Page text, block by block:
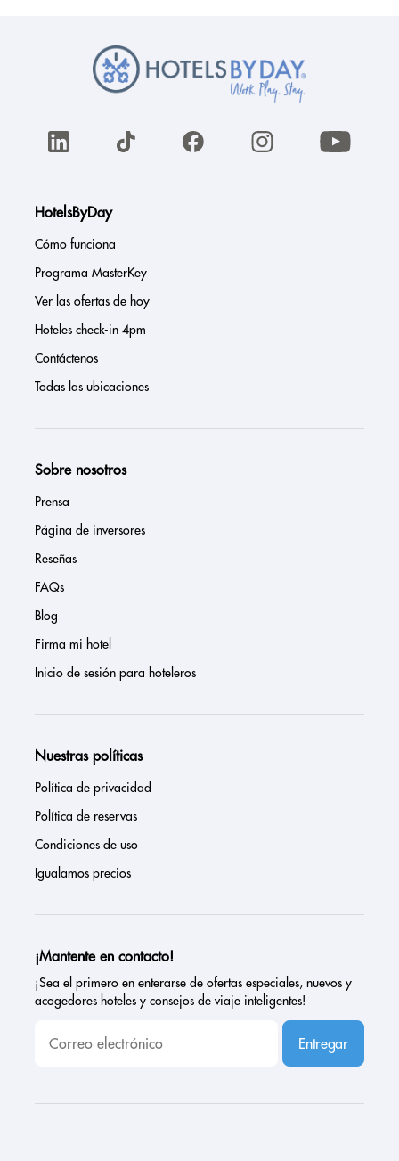
HotelsByDay
Cómo funciona
Programa MasterKey
Ver las ofertas de hoy
Hoteles check-in 4pm
Contáctenos
Todas las ubicaciones
Sobre nosotros
Prensa
Página de inversores
Reseñas
FAQs
Blog
Firma mi hotel
Inicio de sesión para hoteleros
Nuestras políticas
Política de privacidad
Política de reservas
Condiciones de uso
Igualamos precios
¡Mantente en contacto!
¡Sea el primero en enterarse de ofertas especiales, nuevos y
acogedores hoteles y consejos de viaje inteligentes!
Entregar